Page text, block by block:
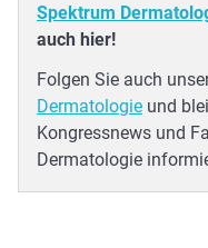
Spektrum
auch hier!
Folgen Sie auch
Dermatologie und
Kongressnews und
Dermatologie